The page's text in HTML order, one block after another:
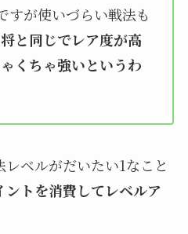
すが使いづらい戦法も
と同じでレア度が高
くちゃ強いというわ
ベルがだいたい1なこと
ントを消費してレベルア